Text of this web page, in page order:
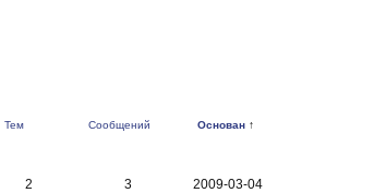
Тем Сообщений Основан↑
2 3 2009-03-04